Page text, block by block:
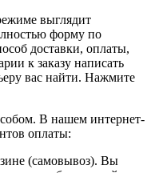
выглядит
форму по
доставки, оплаты,
к заказу написать
вас найти. Нажмите
В нашем интернет-
оплаты:
(самовывоз). Вы